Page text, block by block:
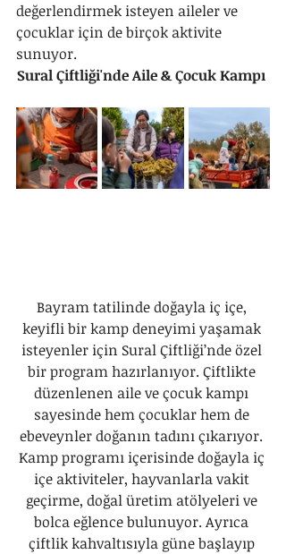
değerlendirmek isteyen aileler ve
çocuklar için de birçok aktivite
sunuyor.
Sural Çiftliği'nde Aile & Çocuk Kampı
Bayram tatilinde doğayla iç içe,
keyifli bir kamp deneyimi yaşamak
isteyenler için Sural Çiftliği’nde özel
bir program hazırlanıyor. Çiftlikte
düzenlenen aile ve çocuk kampı
sayesinde hem çocuklar hem de
ebeveynler doğanın tadını çıkarıyor.
Kamp programı içerisinde doğayla iç
içe aktiviteler, hayvanlarla vakit
geçirme, doğal üretim atölyeleri ve
bolca eğlence bulunuyor. Ayrıca
çiftlik kahvaltısıyla güne başlayıp